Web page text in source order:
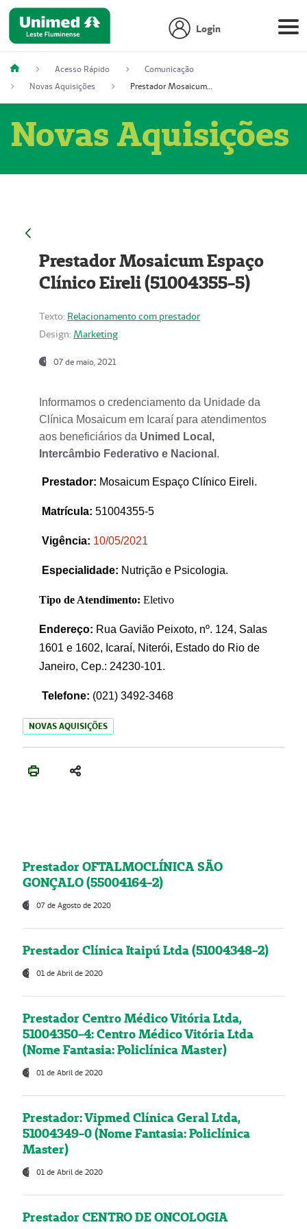
Login
Acesso Rápido
Comunicação
Novas Aquisições
Prestador Mosaicum Espaço Clínico Eireli (51004355-5)
Novas Aquisições
Prestador Mosaicum Espaço
Clínico Eireli (51004355-5)
Texto: Relacionamento com prestador
Design: Marketing
07 de maio, 2021
Informamos o credenciamento da Unidade da
Clínica Mosaicum em Icaraí para atendimentos
aos beneficiários da Unimed Local,
Intercâmbio Federativo e Nacional .
Prestador: Mosaicum Espaço Clínico Eireli.
Matrícula: 51004355-5
Vigência: 10/05/2021
Especialidade: Nutrição e Psicologia.
Tipo de Atendimento: Eletivo
Endereço: Rua Gavião Peixoto, nº. 124, Salas
1601 e 1602, Icaraí, Niterói, Estado do Rio de
Janeiro, Cep.: 24230-101.
Telefone: (021) 3492-3468
NOVAS AQUISIÇÕES
Prestador OFTALMOCLÍNICA SÃO
GONÇALO (55004164-2)
07 de Agosto de 2020
Prestador Clínica Itaipú Ltda (51004348-2)
01 de Abril de 2020
Prestador Centro Médico Vitória Ltda,
51004350-4: Centro Médico Vitória Ltda
(Nome Fantasia: Policlínica Master)
01 de Abril de 2020
Prestador: Vipmed Clínica Geral Ltda,
51004349-0 (Nome Fantasia: Policlínica
Master)
01 de Abril de 2020
Prestador CENTRO DE ONCOLOGIA